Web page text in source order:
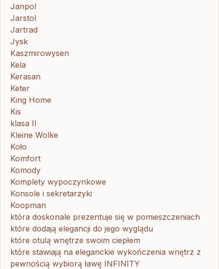
Janpol
Jarstol
Jartrad
Jysk
Kaszmirowysen
Kela
Kerasan
Keter
King Home
Kis
klasa II
Kleine Wolke
Koło
Komfort
Komody
Komplety wypoczynkowe
Konsole i sekretarzyki
Koopman
która doskonale prezentuje się w pomieszczeniach
które dodają elegancji do jego wyglądu
które otulą wnętrze swoim ciepłem
które stawiają na eleganckie wykończenia wnętrz z
pewnością wybiorą ławę INFINITY